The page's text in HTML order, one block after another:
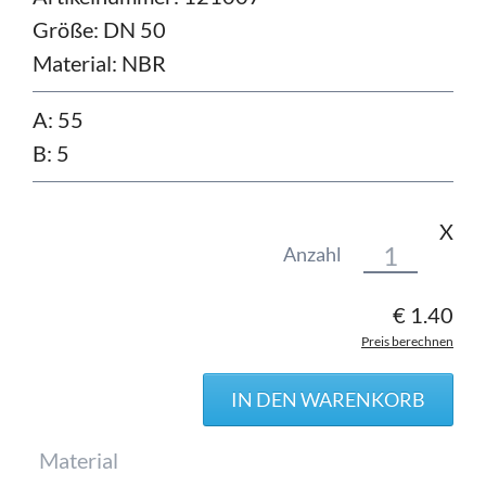
Größe: DN 50
Material: NBR
A: 55
B: 5
Anzahl
X
€ 1.40
Preis berechnen
Pflichtfeld
Material